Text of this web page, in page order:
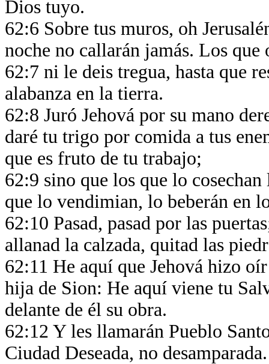
Dios tuyo.
62:6 Sobre tus muros, oh
noche no callarán jamás. Los
62:7 ni le deis tregua, hasta que
alabanza en la tierra.
62:8 Juró Jehová por su mano
daré tu trigo por comida a tus
que es fruto de tu trabajo;
62:9 sino que los que lo
que lo vendimian, lo beberán en
62:10 Pasad, pasad por las
allanad la calzada, quitad las
62:11 He aquí que Jehová hizo
hija de Sion: He aquí viene tu
delante de él su obra.
62:12 Y les llamarán Pueblo
Ciudad Deseada, no desamparada.